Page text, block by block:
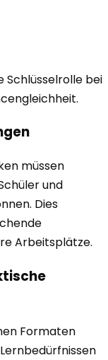
Schlüsselrolle bei
müssen
und
Dies
Arbeitsplätze.
Formaten